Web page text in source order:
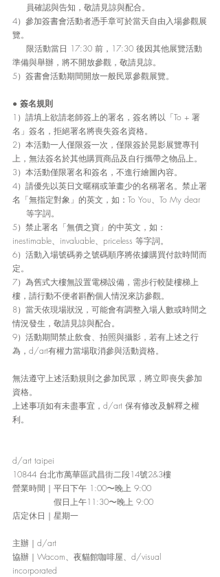
     員確認與告知，敬請見諒與配合。
4）參加簽書會活動者憑手章可於當天自由入場參觀展
覽。
準備與舉辦，將不開放參觀，敬請見諒。
5）簽書會活動期間開放一般民眾參觀展覽。
● 簽名規則
1）請填上欲請老師簽上的署名，簽名將以「To + 署
名」簽名，拒絕署名將喪失簽名資格。
2）本活動一人僅限簽一次，僅限簽於晃影展覽專刊
上，無法簽名於其他購買商品及自行攜帶之物品上。
3）本活動僅限署名和簽名，不進行繪圖內容。
4）請優先以英日文暱稱或筆畫少的名稱署名。禁止署
名「無指定對象」的英文，如：To You、To My dear
     等字詞。
5）禁止署名「無價之寶」的中英文，如：
inestimable、invaluable、priceless 等字詞。
6）活動入場號碼劵之號碼順序將依據購買付款時間而
定。
7）為舊式大樓無設置電梯設備，需步行較陡樓梯上
樓，請行動不便者斟酌個人情況來訪參觀。
8）當天依現場狀況，可能會有調整入場人數或時間之
情況發生，敬請見諒與配合。
9）活動期間禁止飲食、拍照與攝影，若有上述之行
為，d/art有權力當場取消參與活動資格。
無法遵守上述活動規則之參加民眾，將立即喪失參加
資格。
上述事項如有未盡事宜，d/art 保有修改及解釋之權
利。
d/art taipei
10844 台北市萬華區武昌街二段14號2&3樓
營業時間 ｜ 平日下午 1:00〜晚上 9:00
假日上午11:30〜晚上 9:00
店定休日 ｜ 星期一
主辦 ｜ d/art
協辦 ｜ Wacom、夜貓館咖啡屋、d/visual
incorporated